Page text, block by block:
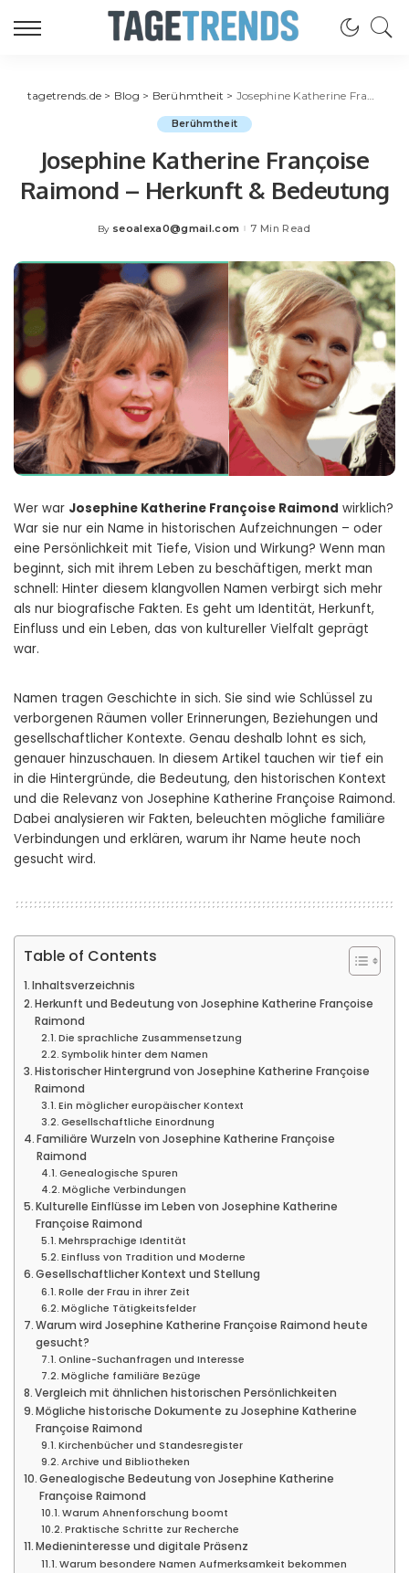
tagetrends.de > Blog > Berühmtheit > Josephine Katherine Françoise Raimond – Herkunft & Bedeutung
Berühmtheit
Josephine Katherine Françoise
Raimond – Herkunft & Bedeutung
Posted
By seoalexa0@gmail.com 7 Min Read
Wer war Josephine Katherine Françoise Raimond wirklich?
War sie nur ein Name in historischen Aufzeichnungen – oder
eine Persönlichkeit mit Tiefe, Vision und Wirkung? Wenn man
beginnt, sich mit ihrem Leben zu beschäftigen, merkt man
schnell: Hinter diesem klangvollen Namen verbirgt sich mehr
als nur biografische Fakten. Es geht um Identität, Herkunft,
Einfluss und ein Leben, das von kultureller Vielfalt geprägt
war.
Namen tragen Geschichte in sich. Sie sind wie Schlüssel zu
verborgenen Räumen voller Erinnerungen, Beziehungen und
gesellschaftlicher Kontexte. Genau deshalb lohnt es sich,
genauer hinzuschauen. In diesem Artikel tauchen wir tief ein
in die Hintergründe, die Bedeutung, den historischen Kontext
und die Relevanz von Josephine Katherine Françoise Raimond.
Dabei analysieren wir Fakten, beleuchten mögliche familiäre
Verbindungen und erklären, warum ihr Name heute noch
gesucht wird.
Table of Contents
Inhaltsverzeichnis
Herkunft und Bedeutung von Josephine Katherine Françoise
Raimond
Die sprachliche Zusammensetzung
Symbolik hinter dem Namen
Historischer Hintergrund von Josephine Katherine Françoise
Raimond
Ein möglicher europäischer Kontext
Gesellschaftliche Einordnung
Familiäre Wurzeln von Josephine Katherine Françoise
Raimond
Genealogische Spuren
Mögliche Verbindungen
Kulturelle Einflüsse im Leben von Josephine Katherine
Françoise Raimond
Mehrsprachige Identität
Einfluss von Tradition und Moderne
Gesellschaftlicher Kontext und Stellung
Rolle der Frau in ihrer Zeit
Mögliche Tätigkeitsfelder
Warum wird Josephine Katherine Françoise Raimond heute
gesucht?
Online-Suchanfragen und Interesse
Mögliche familiäre Bezüge
Vergleich mit ähnlichen historischen Persönlichkeiten
Mögliche historische Dokumente zu Josephine Katherine
Françoise Raimond
Kirchenbücher und Standesregister
Archive und Bibliotheken
Genealogische Bedeutung von Josephine Katherine
Françoise Raimond
Warum Ahnenforschung boomt
Praktische Schritte zur Recherche
Medieninteresse und digitale Präsenz
Warum besondere Namen Aufmerksamkeit bekommen